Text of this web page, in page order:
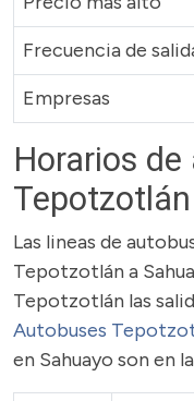
Frecuencia de
Empresas
Horarios
Las lineas de
Tepotzotlán a
Tepotzotlán las
Autobuses
en Sahuayo son en